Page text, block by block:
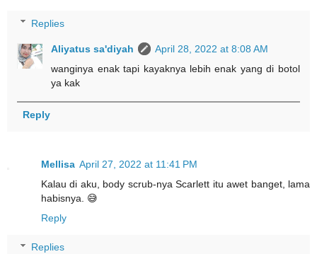
Replies
Aliyatus sa'diyah
April 28, 2022 at 8:08 AM
wanginya enak tapi kayaknya lebih enak yang di botol
ya kak
Reply
Mellisa April 27, 2022 at 11:41 PM
Kalau di aku, body scrub-nya Scarlett itu awet banget, lama
habisnya. 😅
Reply
Replies